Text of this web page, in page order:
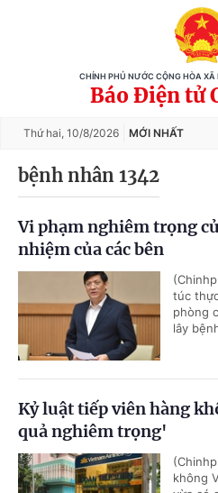
CHÍNH PHỦ NƯỚC CỘNG HÒA
Báo Điện tử
Thứ hai, 10/8/2026 MỚI NHẤT
bệnh nhân 1342
Vi phạm nghiêm trọng
nhiệm của các bên
túc
phòng
lây
Kỷ luật tiếp viên hàng
quả nghiêm trọng'
không